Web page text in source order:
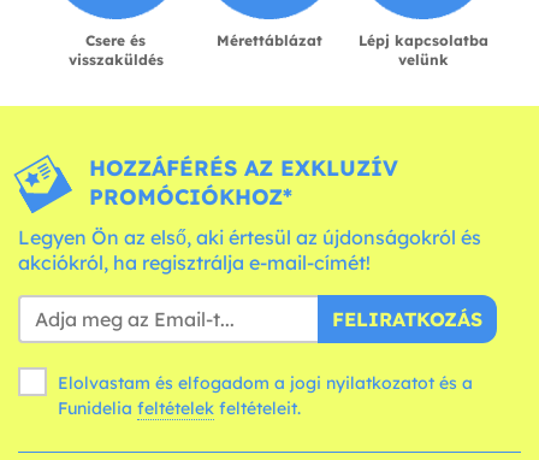
Csere és
visszaküldés
Mérettáblázat
Lépj kapcsolatba
velünk
HOZZÁFÉRÉS AZ EXKLUZÍV
PROMÓCIÓKHOZ*
Legyen Ön az első, aki értesül az újdonságokról és
akciókról, ha regisztrálja e-mail-címét!
FELIRATKOZÁS
Elolvastam és elfogadom a jogi nyilatkozatot és a
Funidelia feltételek feltételeit.